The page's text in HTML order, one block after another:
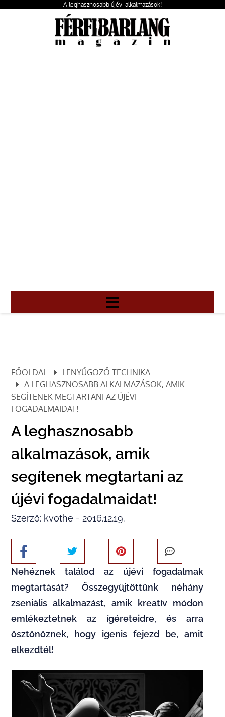
A leghasznosabb újévi alkalmazások!
FŐOLDAL
LENYŰGÖZŐ TECHNIKA
A LEGHASZNOSABB ALKALMAZÁSOK, AMIK
SEGÍTENEK MEGTARTANI AZ ÚJÉVI
FOGADALMAIDAT!
A leghasznosabb
alkalmazások, amik
segítenek megtartani az
újévi fogadalmaidat!
Szerző: kvothe - 2016.12.19.
Nehéznek találod az újévi fogadalmak
megtartását? Összegyűjtöttünk néhány
zseniális alkalmazást, amik kreatív módon
emlékeztetnek az ígéreteidre, és arra
ösztönöznek, hogy igenis fejezd be, amit
elkezdtél!